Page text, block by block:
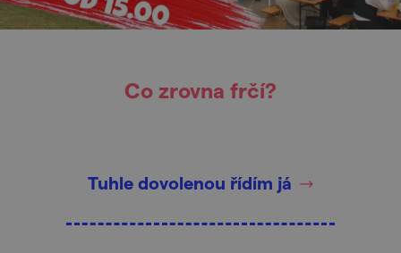
Co zrovna frčí?
Tuhle dovolenou řídím já